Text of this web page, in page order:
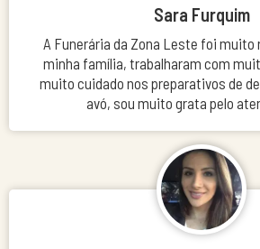
Sara Furquim
A Funerária da Zona Leste foi muito
minha família, trabalharam com
muito cuidado nos preparativos de
avó, sou muito grata pelo